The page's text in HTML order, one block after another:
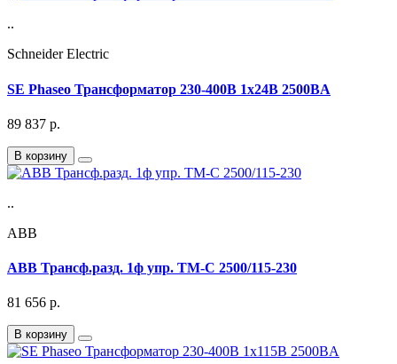
..
Schneider Electric
SE Phaseo Трансформатор 230-400В 1x24В 2500ВA
89 837 р.
В корзину
..
ABB
ABB Трансф.разд. 1ф упр. TM-C 2500/115-230
81 656 р.
В корзину